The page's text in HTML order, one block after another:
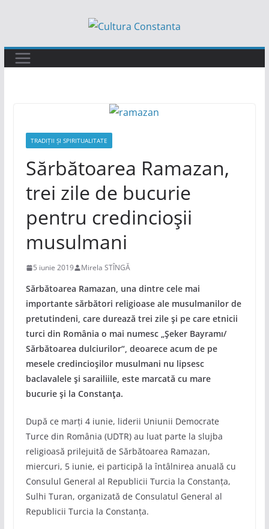
conținut
TRADIȚII ȘI SPIRITUALITATE
Sărbătoarea Ramazan,
trei zile de bucurie
pentru credincioșii
musulmani
5 iunie 2019 Mirela STÎNGĂ
Sărbătoarea Ramazan, una dintre cele mai
importante sărbători religioase ale musulmanilor de
pretutindeni, care durează trei zile și pe care etnicii
turci din România o mai numesc „Șeker Bayramı/
Sărbătoarea dulciurilor“, deoarece acum de pe
mesele credincioșilor musulmani nu lipsesc
baclavalele și sarailiile, este marcată cu mare
bucurie și la Constanța.
După ce marți 4 iunie, liderii Uniunii Democrate
Turce din România (UDTR) au luat parte la slujba
religioasă prilejuită de Sărbătoarea Ramazan,
miercuri, 5 iunie, ei participă la întâlnirea anuală cu
Consulul General al Republicii Turcia la Constanța,
Sulhi Turan, organizată de Consulatul General al
Republicii Turcia la Constanța.